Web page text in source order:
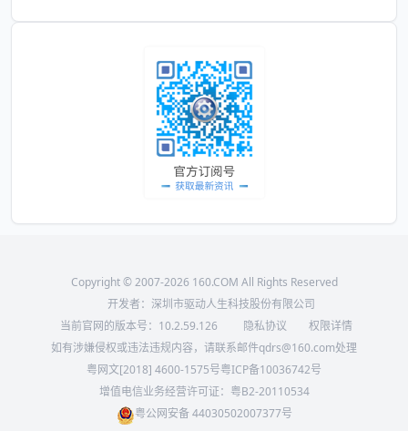
Copyright © 2007-2026 160.COM All Rights Reserved
开发者：深圳市驱动人生科技股份有限公司
当前官网的版本号： 10.2.59.126 隐私协议
权限详情
如有涉嫌侵权或违法违规内容，请联系邮件qdrs@160.com处理
粤网文[2018] 4600-1575号粤ICP备10036742号
增值电信业务经营许可证：粤B2-20110534
粤公网安备 44030502007377号